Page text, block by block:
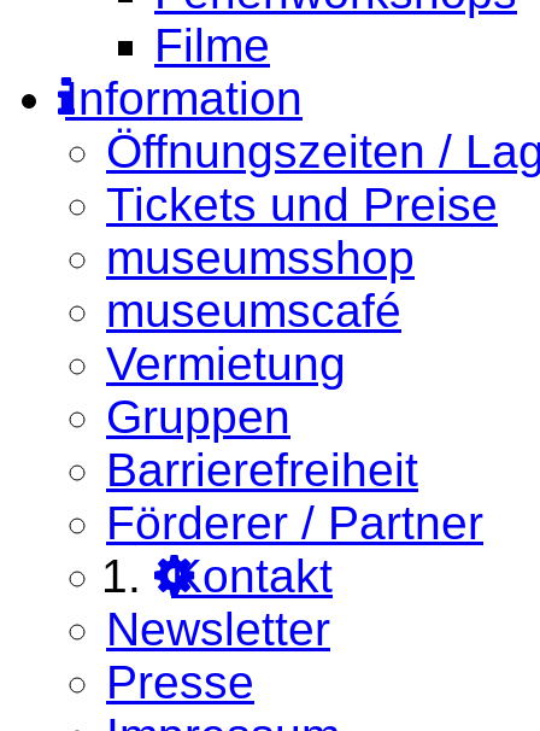
Filme
Information
Öffnungszeiten /
Tickets und Preise
museumsshop
museumscafé
Vermietung
Gruppen
Barrierefreiheit
Förderer / Partner
Kontakt
Newsletter
Presse